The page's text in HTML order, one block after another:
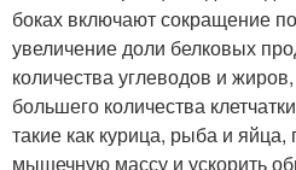
боках включают сокращение
увеличение доли белковых
количества углеводов и
большего количества
такие как курица, рыба и яйца,
мышечную массу и ускорить